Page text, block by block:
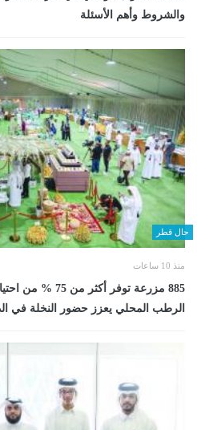
والشروط وأهم الأسئلة
حال قطر
منذ 10 ساعات
885 مزرعة توفر
الرطب المحلي يعزز حضور النخلة في